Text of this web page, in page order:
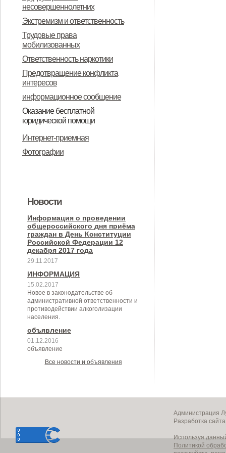
несовершеннолетних
Экстремизм и ответственность
Трудовые права
мобилизованных
Ответственность наркотики
Предотвращение конфликта
интересов
информационное сообщение
Оказание бесплатной
юридической помощи
юридической помощи
Интернет-приемная
Фотографии
Новости
Информация о проведении
общероссийского дня приёма
граждан в День Конституции
Российской Федерации 12
декабря 2017 года
29.11.2017
ИНФОРМАЦИЯ
15.02.2017
Новое в законодательстве об
административной ответственности и
противодействии алкоголизации
населения.
объявление
01.12.2016
объявление
Все новости и объявления
Администрация
Разработка
Используя
Политикой